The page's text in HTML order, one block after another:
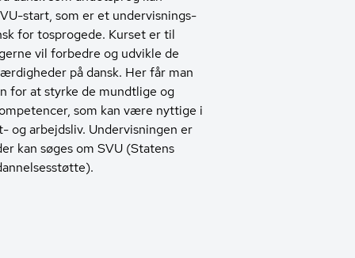
start, som er et un­der­vis­nings­
for tosprogede. Kurset er til
vil forbedre og udvikle de
på dansk. Her får man
for at styrke de mundtlige og
som kan være nyttige i
og arbejdsliv. Undervisningen er
kan søges om SVU (Statens